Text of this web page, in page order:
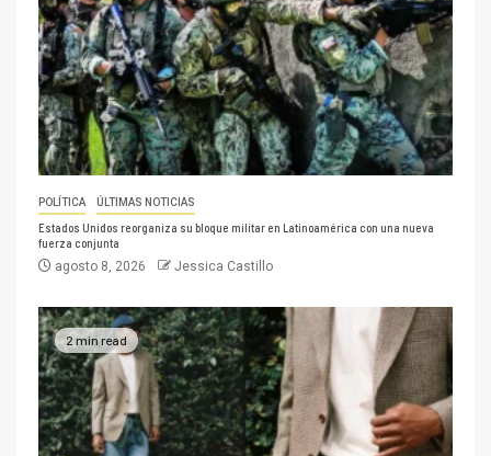
POLÍTICA ÚLTIMAS NOTICIAS
Estados Unidos reorganiza su bloque militar en Latinoamérica con una nueva
fuerza conjunta
agosto 8, 2026 Jessica Castillo
2 min read